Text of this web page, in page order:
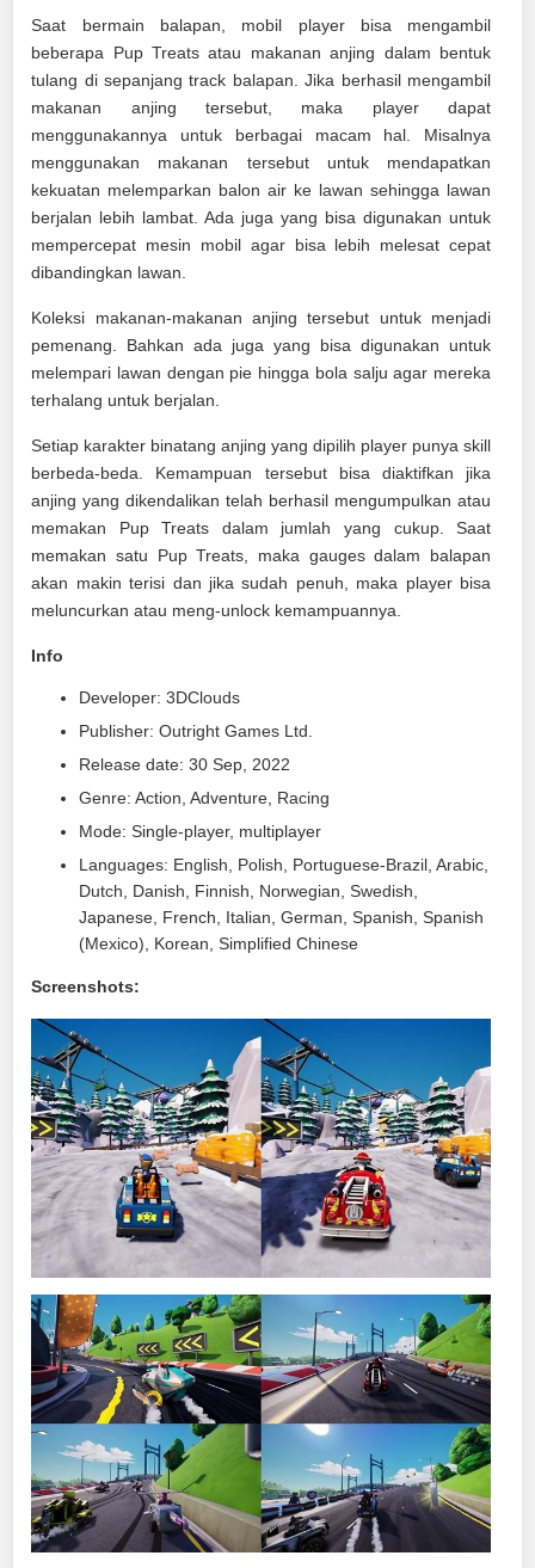
Saat bermain balapan, mobil player bisa mengambil
beberapa Pup Treats atau makanan anjing dalam bentuk
tulang di sepanjang track balapan. Jika berhasil mengambil
makanan anjing tersebut, maka player dapat
menggunakannya untuk berbagai macam hal. Misalnya
menggunakan makanan tersebut untuk mendapatkan
kekuatan melemparkan balon air ke lawan sehingga lawan
berjalan lebih lambat. Ada juga yang bisa digunakan untuk
mempercepat mesin mobil agar bisa lebih melesat cepat
dibandingkan lawan.
Koleksi makanan-makanan anjing tersebut untuk menjadi
pemenang. Bahkan ada juga yang bisa digunakan untuk
melempari lawan dengan pie hingga bola salju agar mereka
terhalang untuk berjalan.
Setiap karakter binatang anjing yang dipilih player punya skill
berbeda-beda. Kemampuan tersebut bisa diaktifkan jika
anjing yang dikendalikan telah berhasil mengumpulkan atau
memakan Pup Treats dalam jumlah yang cukup. Saat
memakan satu Pup Treats, maka gauges dalam balapan
akan makin terisi dan jika sudah penuh, maka player bisa
meluncurkan atau meng-unlock kemampuannya.
Info
Developer: 3DClouds
Publisher: Outright Games Ltd.
Release date: 30 Sep, 2022
Genre: Action, Adventure, Racing
Mode: Single-player, multiplayer
Languages: English, Polish, Portuguese-Brazil, Arabic,
Dutch, Danish, Finnish, Norwegian, Swedish,
Japanese, French, Italian, German, Spanish, Spanish
(Mexico), Korean, Simplified Chinese
Screenshots: